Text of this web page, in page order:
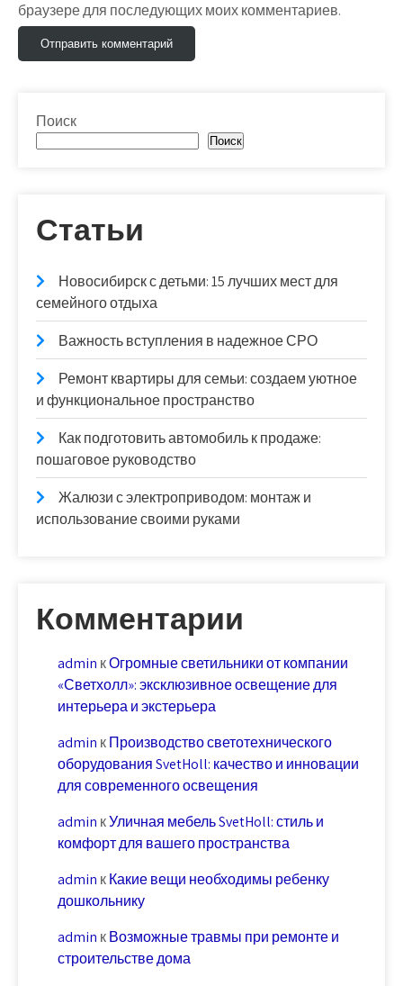
браузере для последующих моих комментариев.
Поиск
Поиск
Статьи
Новосибирск с детьми: 15 лучших мест для
семейного отдыха
Важность вступления в надежное СРО
Ремонт квартиры для семьи: создаем уютное
и функциональное пространство
Как подготовить автомобиль к продаже:
пошаговое руководство
Жалюзи с электроприводом: монтаж и
использование своими руками
Комментарии
admin кОгромные светильники от компании
«Светхолл»: эксклюзивное освещение для
интерьера и экстерьера
admin кПроизводство светотехнического
оборудования SvetHoll: качество и инновации
для современного освещения
admin кУличная мебель SvetHoll: стиль и
комфорт для вашего пространства
admin кКакие вещи необходимы ребенку
дошкольнику
admin кВозможные травмы при ремонте и
строительстве дома